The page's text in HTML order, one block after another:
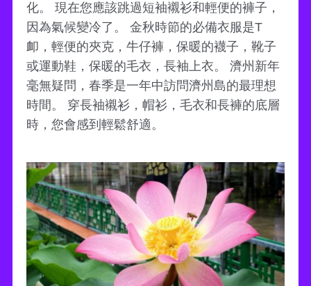
化。 現在您應該跳過短袖襯衫和輕便的褲子，
因為氣候變冷了。 金秋時節的必備衣服是T
卹，輕便的夾克，牛仔褲，保暖的襪子，靴子
或運動鞋，保暖的毛衣，長袖上衣。 濟州新年
毫無疑問，春季是一年中訪問濟州島的最理想
時間。 穿長袖襯衫，帽衫，毛衣和長褲的底層
時，您會感到輕鬆舒適。